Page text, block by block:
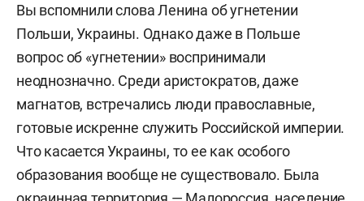
Вы вспомнили слова Ленина об угнетении
Польши, Украины. Однако даже в Польше
вопрос об «угнетении» воспринимали
неоднозначно. Среди аристократов, даже
магнатов, встречались люди православные,
готовые искренне служить Российской империи.
Что касается Украины, то ее как особого
образования вообще не существовало. Была